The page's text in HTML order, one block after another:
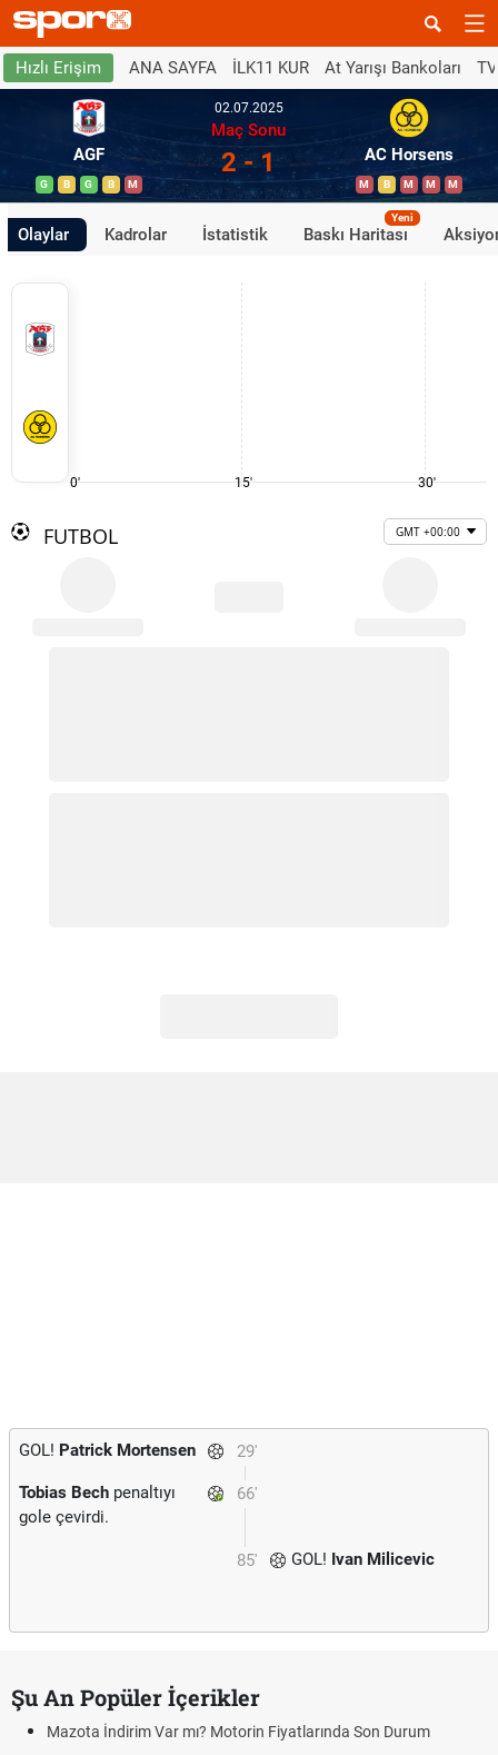
Hızlı Erişim ANA SAYFA İLK11 KUR At Yarışı Bankoları
AGF
G B G B M
02.07.2025
Maç Sonu
2 - 1 AC Horsens
M B M M M
Olaylar Kadrolar İstatistik Baskı Haritası
Yeni
0' 15' 30'
FUTBOL GMT +00:00
29'
GOL! Patrick Mortensen
66'
Tobias Bech penaltıyı
gole çevirdi.
85' GOL! Ivan Milicevic
Şu An Popüler İçerikler
Mazota İndirim Var mı? Motorin Fiyatlarında Son Durum